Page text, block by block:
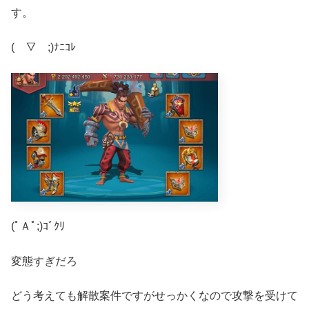
す。
(￣▽￣;)ﾅﾆｺﾚ
(ﾟＡﾟ;)ｺﾞｸﾘ
変態すぎだろ
どう考えても解散案件ですがせっかくなので攻撃を受けて